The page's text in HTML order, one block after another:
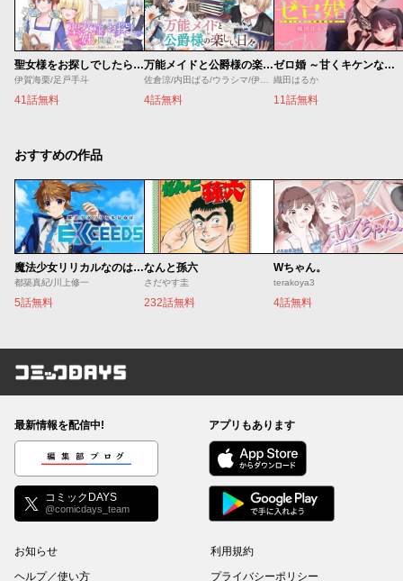
聖女様をお探しでしたら妹で間違いありません。さあどうぞお連れください、今すぐ。
伊賀海栗/足戸手斗
41話無料
万能メイドと公爵様の楽しい日々
佐倉涼/内田ぱる/ウラシマ/伊藤テリヤキ
4話無料
ゼロ婚 ～甘くキケンな極秘任務～
織田はるか
11話無料
おすすめの作品
魔法少女リリカルなのは EXCEEDS
都築真紀/川上修一
5話無料
なんと孫六
さだやす圭
232話無料
Wちゃん。
terakoya3
4話無料
コミックDAYS
最新情報を配信中!
編集部ブログ
コミックDAYS
@comicdays_team
アプリもあります
お知らせ
ヘルプ／使い方
利用規約
プライバシーポリシー